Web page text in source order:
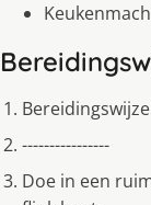
----------------
Doe in een